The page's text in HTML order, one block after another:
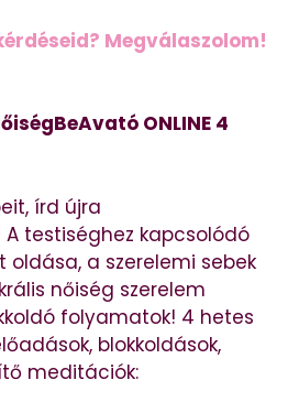
Megválaszolom!
ONLINE 4
írd újra
testiséghez kapcsolódó
oldása, a szerelemi sebek
nőiség szerelem
folyamatok! 4 hetes
blokkoldások,
meditációk: